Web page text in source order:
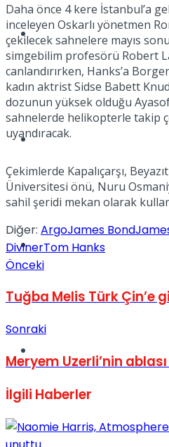
Müzik
Sinema
Tatil
Daha önce 4 kere İstanbul’a
inceleyen Oskarlı yönetmen
çekilecek sahnelere mayıs
simgebilim profesörü Robert
canlandırırken, Hanks’a
kadın aktrist Sidse Babett
dozunun yüksek olduğu
sahnelerde helikopterle takip
uyandıracak.
Çekimlerde Kapalıçarşı,
Üniversitesi önü, Nuru
sahil şeridi mekan olarak
Diğer: ArgoJames Bond
DivinerTom Hanks
Önceki
Tuğba Melis Türk Çin’e
Sonraki
Meryem Uzerli’nin
İlgili Haberler